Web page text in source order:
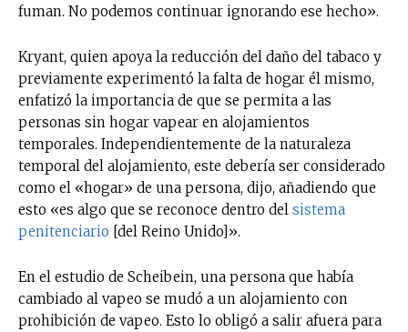
fuman. No podemos continuar ignorando ese hecho».
Kryant, quien apoya la reducción del daño del tabaco y
previamente experimentó la falta de hogar él mismo,
enfatizó la importancia de que se permita a las
personas sin hogar vapear en alojamientos
temporales. Independientemente de la naturaleza
temporal del alojamiento, este debería ser considerado
como el «hogar» de una persona, dijo, añadiendo que
esto «es algo que se reconoce dentro del sistema
penitenciario [del Reino Unido]».
En el estudio de Scheibein, una persona que había
cambiado al vapeo se mudó a un alojamiento con
prohibición de vapeo. Esto lo obligó a salir afuera para